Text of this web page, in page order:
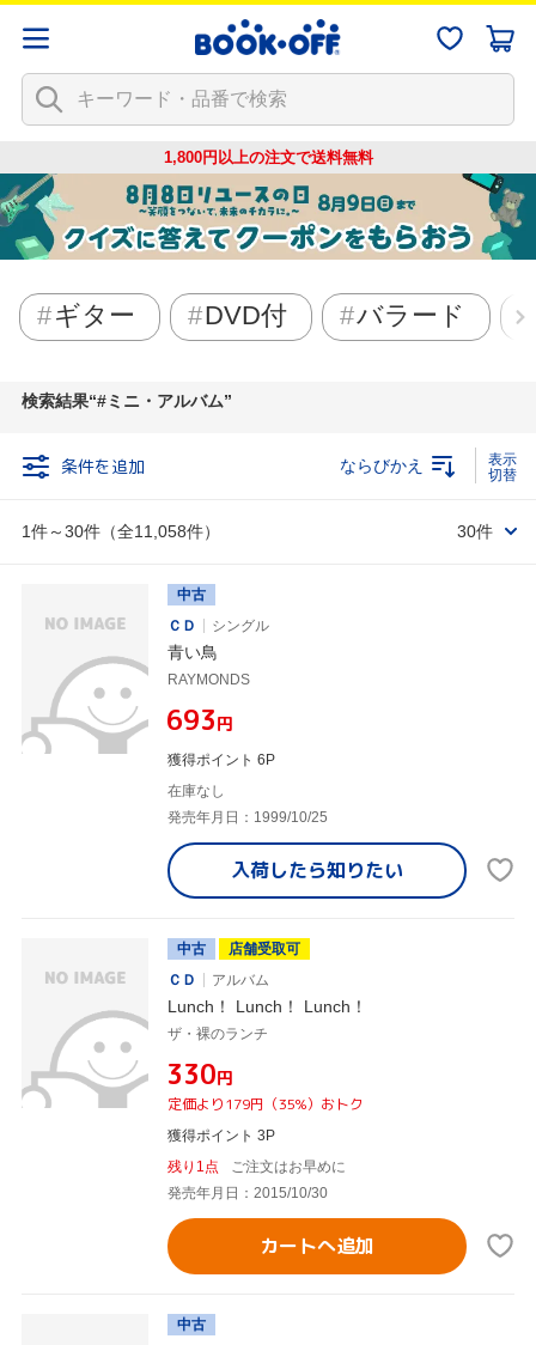
1,800円以上の注文で送料無料
ギター DVD付 バラード
検索結果 #ミニ・アルバム
条件を追加
1件～30件（全11,058件）
ならびかえ
30件
中古
ＣＤ
シングル
青い鳥
RAYMONDS
¥693円
獲得ポイント 6P
在庫なし
発売年月日：1999/10/25
入荷したら知りたい
中古
店舗受取可
ＣＤ
アルバム
Lunch！ Lunch！ Lunch！
ザ・裸のランチ
¥330円
定価より179円（35%）おトク
獲得ポイント 3P
残り1点
ご注文はお早めに
発売年月日：2015/10/30
カートへ追加
中古